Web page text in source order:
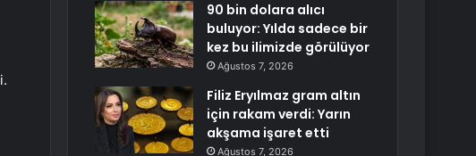
90 bin dolara alıcı
buluyor: Yılda sadece bir
kez bu ilimizde görülüyor
Ağustos 7, 2026
Filiz Eryılmaz gram altın
için rakam verdi: Yarın
akşama işaret etti
Ağustos 7, 2026